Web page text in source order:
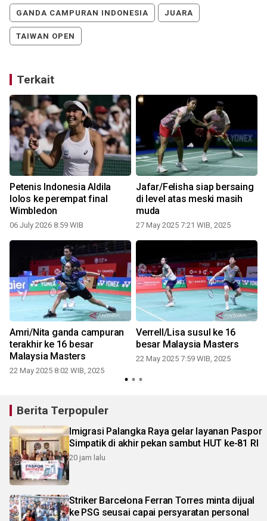
GANDA CAMPURAN INDONESIA JUARA
TAIWAN OPEN
Terkait
Petenis Indonesia Aldila
lolos ke perempat final
Wimbledon
06 July 2026 8:59 WIB
Jafar/Felisha siap bersaing
di level atas meski masih
muda
27 May 2025 7:21 WIB, 2025
Amri/Nita ganda campuran
terakhir ke 16 besar
Malaysia Masters
22 May 2025 8:02 WIB, 2025
Verrell/Lisa susul ke 16
besar Malaysia Masters
22 May 2025 7:59 WIB, 2025
Berita Terpopuler
Imigrasi Palangka Raya gelar layanan Paspor
Simpatik di akhir pekan sambut HUT ke-81 RI
20 jam lalu
Striker Barcelona Ferran Torres minta dijual
ke PSG seusai capai persyaratan personal